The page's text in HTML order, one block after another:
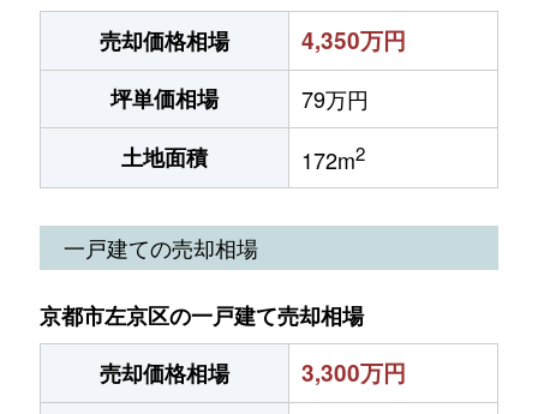
売却価格相場
4,350万円
坪単価相場
79万円
土地面積
172m2
一戸建ての売却相場
京都市左京区の一戸建て売却相場
売却価格相場
3,300万円